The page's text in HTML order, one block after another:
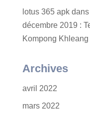
lotus 365 apkdans
décembre 2019 :
Kompong Khleang
Archives
avril 2022
mars 2022